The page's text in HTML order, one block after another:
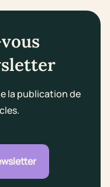
la publication de